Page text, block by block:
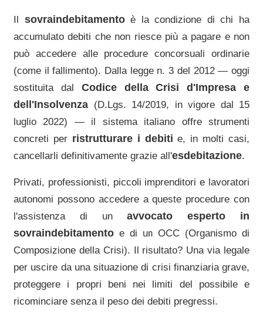
Il sovraindebitamentoè la condizione di chi ha
accumulato debiti che non riesce più a pagare e non
può accedere alle procedure concorsuali ordinarie
(come il fallimento). Dalla legge n. 3 del 2012 — oggi
sostituita dal
Codice della Crisi d'Impresa e
dell'Insolvenza (D.Lgs. 14/2019, in vigore dal 15
luglio 2022) — il sistema italiano offre strumenti
concreti per ristrutturare i debiti e, in molti casi,
cancellarli definitivamente grazie all'esdebitazione.
Privati, professionisti, piccoli imprenditori e lavoratori
autonomi possono accedere a queste procedure con
l'assistenza di un
avvocato esperto in
sovraindebitamento e di un OCC (Organismo di
Composizione della Crisi). Il risultato? Una via legale
per uscire da una situazione di crisi finanziaria grave,
proteggere i propri beni nei limiti del possibile e
ricominciare senza il peso dei debiti pregressi.